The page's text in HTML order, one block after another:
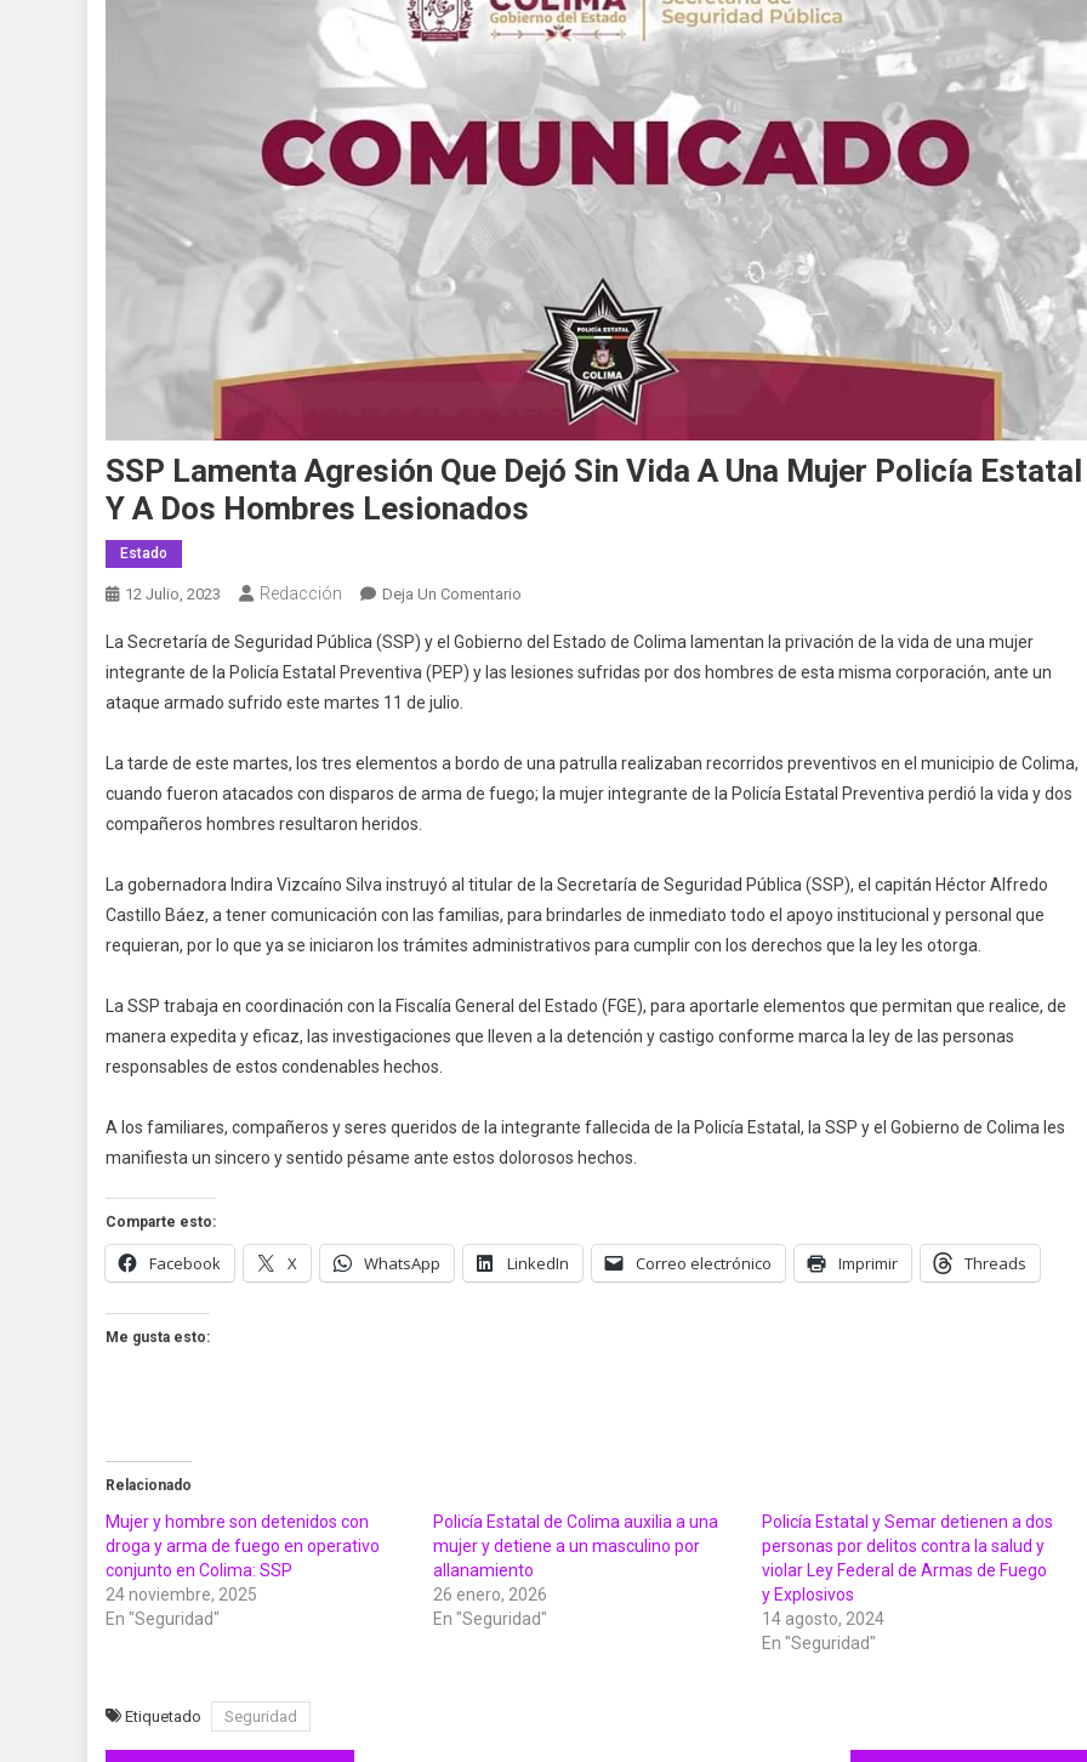
SSP Lamenta Agresión Que Dejó Sin Vida A Una Mujer Policía Estatal
Y A Dos Hombres Lesionados
Estado
12 Julio, 2023 Redacción Deja Un Comentario
Lamenta
Agresión
Sin
Vida
Y
Dos
Hombres
La Secretaría de Seguridad Pública (SSP) y el Gobierno del Estado de Colima lamentan la privación de la vida de una mujer
integrante de la Policía Estatal Preventiva (PEP) y las lesiones sufridas por dos hombres de esta misma corporación, ante un
ataque armado sufrido este martes 11 de julio.
La tarde de este martes, los tres elementos a bordo de una patrulla realizaban recorridos preventivos en el municipio de Colima,
cuando fueron atacados con disparos de arma de fuego; la mujer integrante de la Policía Estatal Preventiva perdió la vida y dos
compañeros hombres resultaron heridos.
La gobernadora Indira Vizcaíno Silva instruyó al titular de la Secretaría de Seguridad Pública (SSP), el capitán Héctor Alfredo
Castillo Báez, a tener comunicación con las familias, para brindarles de inmediato todo el apoyo institucional y personal que
requieran, por lo que ya se iniciaron los trámites administrativos para cumplir con los derechos que la ley les otorga.
La SSP trabaja en coordinación con la Fiscalía General del Estado (FGE), para aportarle elementos que permitan que realice, de
manera expedita y eficaz, las investigaciones que lleven a la detención y castigo conforme marca la ley de las personas
responsables de estos condenables hechos.
A los familiares, compañeros y seres queridos de la integrante fallecida de la Policía Estatal, la SSP y el Gobierno de Colima les
manifiesta un sincero y sentido pésame ante estos dolorosos hechos.
Comparte esto:
Facebook X WhatsApp LinkedIn Correo electrónico Imprimir Threads
Me gusta esto:
Relacionado
Mujer y hombre son detenidos con
droga y arma de fuego en operativo
conjunto en Colima: SSP
24 noviembre, 2025
En "Seguridad"
Policía Estatal de Colima auxilia a una
mujer y detiene a un masculino por
allanamiento
26 enero, 2026
En "Seguridad"
Policía Estatal y Semar detienen a dos
personas por delitos contra la salud y
violar Ley Federal de Armas de Fuego
y Explosivos
14 agosto, 2024
En "Seguridad"
Etiquetado Seguridad